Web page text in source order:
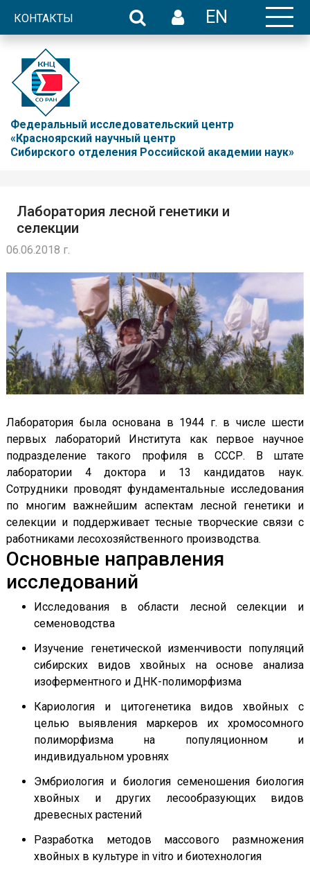
КОНТАКТЫ EN
Федеральный исследовательский центр
«Красноярский научный центр
Сибирского отделения Российской академии наук»
Лаборатория лесной генетики и
селекции
06.06.2018 г.
Лаборатория была основана в 1944 г. в числе шести
первых лабораторий Института как первое научное
подразделение такого профиля в СССР. В штате
лаборатории 4 доктора и 13 кандидатов наук.
Сотрудники проводят фундаментальные исследования
по многим важнейшим аспектам лесной генетики и
селекции и поддерживает тесные творческие связи с
работниками лесохозяйственного производства.
Основные направления
исследований
Исследования в области лесной селекции и
семеноводства
Изучение генетической изменчивости популяций
сибирских видов хвойных на основе анализа
изоферментного и ДНК-полиморфизма
Кариология и цитогенетика видов хвойных с
целью выявления маркеров их хромосомного
полиморфизма на популяционном и
индивидуальном уровнях
Эмбриология и биология семеношения биология
хвойных и других лесообразующих видов
древесных растений
Разработка методов массового размножения
хвойных в культуре in vitro и биотехнология